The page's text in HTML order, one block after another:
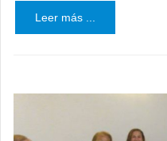
Leer más ...